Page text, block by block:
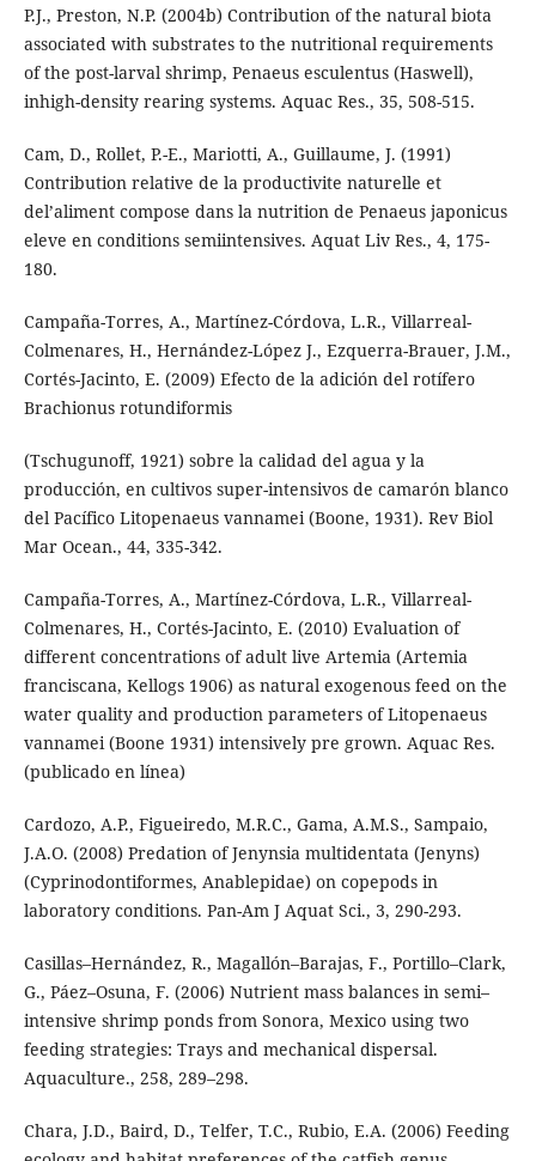
P.J., Preston, N.P. (2004b) Contribution of the natural biota
associated with substrates to the nutritional requirements
of the post-larval shrimp, Penaeus esculentus (Haswell),
inhigh-density rearing systems. Aquac Res., 35, 508-515.
Cam, D., Rollet, P.-E., Mariotti, A., Guillaume, J. (1991)
Contribution relative de la productivite naturelle et
del’aliment compose dans la nutrition de Penaeus japonicus
eleve en conditions semiintensives. Aquat Liv Res., 4, 175-
180.
Campaña-Torres, A., Martínez-Córdova, L.R., Villarreal-
Colmenares, H., Hernández-López J., Ezquerra-Brauer, J.M.,
Cortés-Jacinto, E. (2009) Efecto de la adición del rotífero
Brachionus rotundiformis
(Tschugunoff, 1921) sobre la calidad del agua y la
producción, en cultivos super-intensivos de camarón blanco
del Pacífico Litopenaeus vannamei (Boone, 1931). Rev Biol
Mar Ocean., 44, 335-342.
Campaña-Torres, A., Martínez-Córdova, L.R., Villarreal-
Colmenares, H., Cortés-Jacinto, E. (2010) Evaluation of
different concentrations of adult live Artemia (Artemia
franciscana, Kellogs 1906) as natural exogenous feed on the
water quality and production parameters of Litopenaeus
vannamei (Boone 1931) intensively pre grown. Aquac Res.
(publicado en línea)
Cardozo, A.P., Figueiredo, M.R.C., Gama, A.M.S., Sampaio,
J.A.O. (2008) Predation of Jenynsia multidentata (Jenyns)
(Cyprinodontiformes, Anablepidae) on copepods in
laboratory conditions. Pan-Am J Aquat Sci., 3, 290-293.
Casillas–Hernández, R., Magallón–Barajas, F., Portillo–Clark,
G., Páez–Osuna, F. (2006) Nutrient mass balances in semi–
intensive shrimp ponds from Sonora, Mexico using two
feeding strategies: Trays and mechanical dispersal.
Aquaculture., 258, 289–298.
Chara, J.D., Baird, D., Telfer, T.C., Rubio, E.A. (2006) Feeding